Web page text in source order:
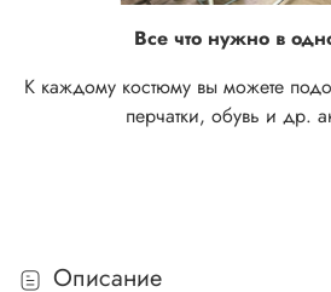
Все что нужно в
К каждому костюму вы можете
перчатки, обувь и др.
Описание